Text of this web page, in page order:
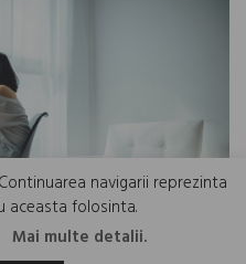
navigarii reprezinta
aceasta folosinta.
Mai multe detalii.